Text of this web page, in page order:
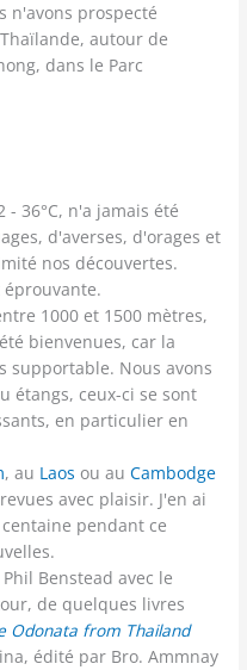
n'avons prospecté
autour de
dans le Parc
36°C, n'a jamais été
d'averses, d'orages et
nos découvertes.
1000 et 1500 mètres,
bienvenues, car la
Nous avons
étangs, ceux-ci se sont
en particulier en
, au Laos ou auCambodge
avec plaisir. J'en ai
pendant ce
Benstead avec le
de quelques livres
Odonata from Thailand
édité par Bro. Ammnay